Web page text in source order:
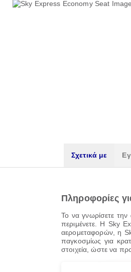
Σχετικά με
Πληροφορίες
Το να γνωρίσετε την
περιμένετε. Η Sky
αερομεταφορών, η
παγκοσμίως για
στοιχεία, ώστε να